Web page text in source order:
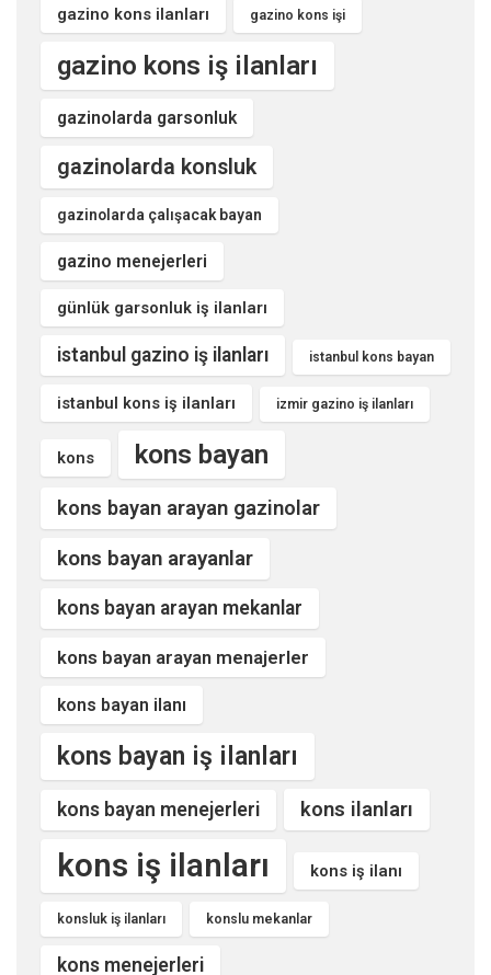
gazino kons ilanları gazino kons işi
gazino kons iş ilanları
gazinolarda garsonluk
gazinolarda konsluk
gazinolarda çalışacak bayan
gazino menejerleri
günlük garsonluk iş ilanları
istanbul gazino iş ilanları istanbul kons bayan
istanbul kons iş ilanları izmir gazino iş ilanları
kons kons bayan
kons bayan arayan gazinolar
kons bayan arayanlar
kons bayan arayan mekanlar
kons bayan arayan menajerler
kons bayan ilanı
kons bayan iş ilanları
kons bayan menejerleri kons ilanları
kons iş ilanları kons iş ilanı
konsluk iş ilanları konslu mekanlar
kons menejerleri